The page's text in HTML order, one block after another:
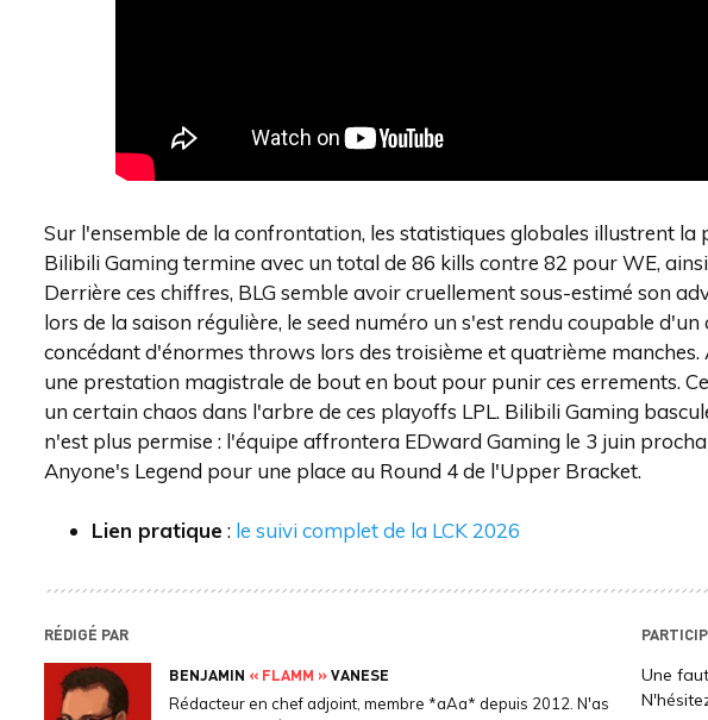
Sur l'ensemble de la confrontation, les statistiques globales illustrent la
Bilibili Gaming termine avec un total de 86 kills contre 82 pour WE,
Derrière ces chiffres, BLG semble avoir cruellement sous-estimé son
lors de la saison régulière, le seed numéro un s'est rendu coupable d'un
concédant d'énormes throws lors des troisième et quatrième manches.
une prestation magistrale de bout en bout pour punir ces errements.
un certain chaos dans l'arbre de ces playoffs LPL. Bilibili Gaming
n'est plus permise : l'équipe affrontera EDward Gaming le 3 juin
Anyone's Legend pour une place au Round 4 de l'Upper Bracket.
Lien pratique: le suivi complet de la LCK 2026
RÉDIGÉ PAR
BENJAMIN « FLAMM »VANESE
Rédacteur en chef adjoint, membre *aAa* depuis 2012. N'as
Une